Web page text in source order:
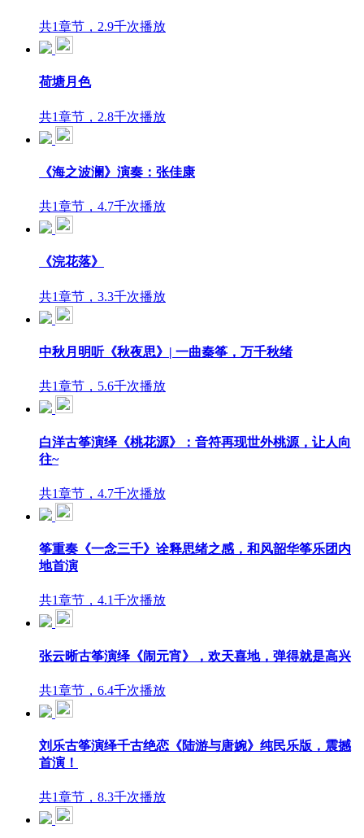
共1章节，2.9千次播放
荷塘月色
共1章节，2.8千次播放
《海之波澜》演奏：张佳康
共1章节，4.7千次播放
《浣花落》
共1章节，3.3千次播放
中秋月明听《秋夜思》| 一曲秦筝，万千秋绪
共1章节，5.6千次播放
白洋古筝演绎《桃花源》：音符再现世外桃源，让人向
往~
共1章节，4.7千次播放
筝重奏《一念三千》诠释思绪之感，和风韶华筝乐团内
地首演
共1章节，4.1千次播放
张云晰古筝演绎《闹元宵》，欢天喜地，弹得就是高兴
共1章节，6.4千次播放
刘乐古筝演绎千古绝恋《陆游与唐婉》纯民乐版，震撼
首演！
共1章节，8.3千次播放